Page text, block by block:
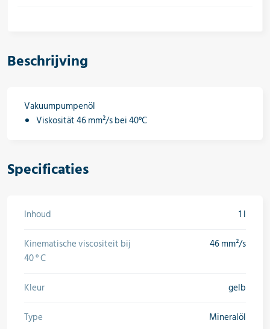
Hulpmiddelen & verbruiksartikelen
Koudemiddel & technische gassen
Olieën & koudedragers
Gereedschapp & meetinstrumenten
Beschrijving
Vakuumpumpenöl
Viskosität 46 mm²/s bei 40°C
Specificaties
Inhoud
1 l
Kinematische viscositeit bij
40 ° C
46 mm²/s
Kleur
gelb
Type
Mineralöl